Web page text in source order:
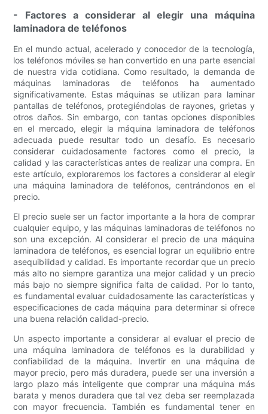
- Factores a considerar al elegir una máquina
laminadora de teléfonos
En el mundo actual, acelerado y conocedor de la tecnología,
los teléfonos móviles se han convertido en una parte esencial
de nuestra vida cotidiana. Como resultado, la demanda de
máquinas laminadoras de teléfonos ha aumentado
significativamente. Estas máquinas se utilizan para laminar
pantallas de teléfonos, protegiéndolas de rayones, grietas y
otros daños. Sin embargo, con tantas opciones disponibles
en el mercado, elegir la máquina laminadora de teléfonos
adecuada puede resultar todo un desafío. Es necesario
considerar cuidadosamente factores como el precio, la
calidad y las características antes de realizar una compra. En
este artículo, exploraremos los factores a considerar al elegir
una máquina laminadora de teléfonos, centrándonos en el
precio.
El precio suele ser un factor importante a la hora de comprar
cualquier equipo, y las máquinas laminadoras de teléfonos no
son una excepción. Al considerar el precio de una máquina
laminadora de teléfonos, es esencial lograr un equilibrio entre
asequibilidad y calidad. Es importante recordar que un precio
más alto no siempre garantiza una mejor calidad y un precio
más bajo no siempre significa falta de calidad. Por lo tanto,
es fundamental evaluar cuidadosamente las características y
especificaciones de cada máquina para determinar si ofrece
una buena relación calidad-precio.
Un aspecto importante a considerar al evaluar el precio de
una máquina laminadora de teléfonos es la durabilidad y
confiabilidad de la máquina. Invertir en una máquina de
mayor precio, pero más duradera, puede ser una inversión a
largo plazo más inteligente que comprar una máquina más
barata y menos duradera que tal vez deba ser reemplazada
con mayor frecuencia. También es fundamental tener en